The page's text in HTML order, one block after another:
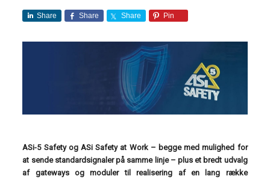
Share Share Share Pin
ASi-5 Safety og ASi Safety at Work – begge med mulighed for
at sende standardsignaler på samme linje – plus et bredt udvalg
af gateways og moduler til realisering af en lang række